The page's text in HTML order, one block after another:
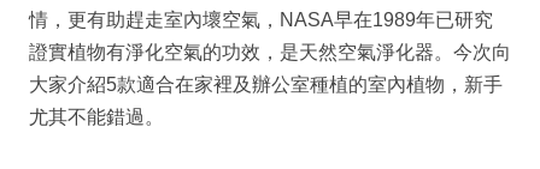
情，更有助趕走室內壞空氣，NASA早在1989年已研究
證實植物有淨化空氣的功效，是天然空氣淨化器。今次向
大家介紹5款適合在家裡及辦公室種植的室內植物，新手
尤其不能錯過。